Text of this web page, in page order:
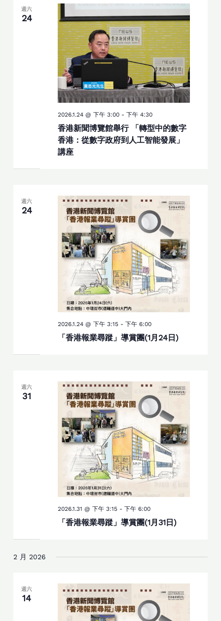
週六
24
香港新聞博覽館舉行 「轉型中的數字
香港：從數字政府到人工智能發展」
講座
2026.1.24 @ 下午 3:00- 下午 4:30
週六
24
「香港報業尋蹤」導賞團(1月24日)
2026.1.24 @ 下午 3:15- 下午 6:00
週六
31
「香港報業尋蹤」導賞團(1月31日)
2026.1.31 @ 下午 3:15- 下午 6:00
2 月 2026
週六
14